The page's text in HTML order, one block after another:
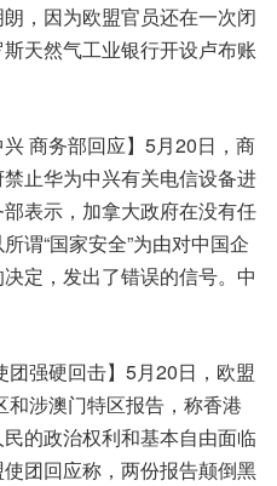
，因为欧盟官员还在一次闭
天然气工业银行开设卢布账
兴 商务部回应】5月20日，商
止华为中兴有关电信设备进
表示，加拿大政府在没有任
谓“国家安全”为由对中国企
定，发出了错误的信号。中
团强硬回击】5月20日，欧盟
涉澳门特区报告，称香港
的政治权利和基本自由面临
团回应称，两份报告颠倒黑